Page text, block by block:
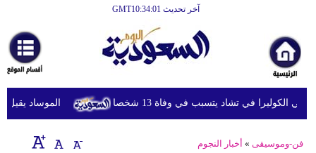
آخر تحديث GMT10:34:01
أخبارعاجلة
رياضة
ثقافة
إقتصاد
الموساد يقيل الكوليرا في تشاد يتسبب في وفاة 13 شخصا
فن-وموسيقى » أخبار النجوم